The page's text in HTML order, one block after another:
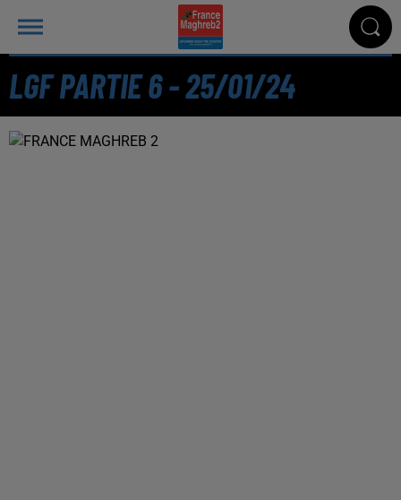
LGF PARTIE 6 - 25/01/24